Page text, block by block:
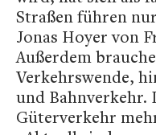
Straßen führen
Jonas Hoyer von
Außerdem
Verkehrswende,
und Bahnverkehr.
Güterverkehr